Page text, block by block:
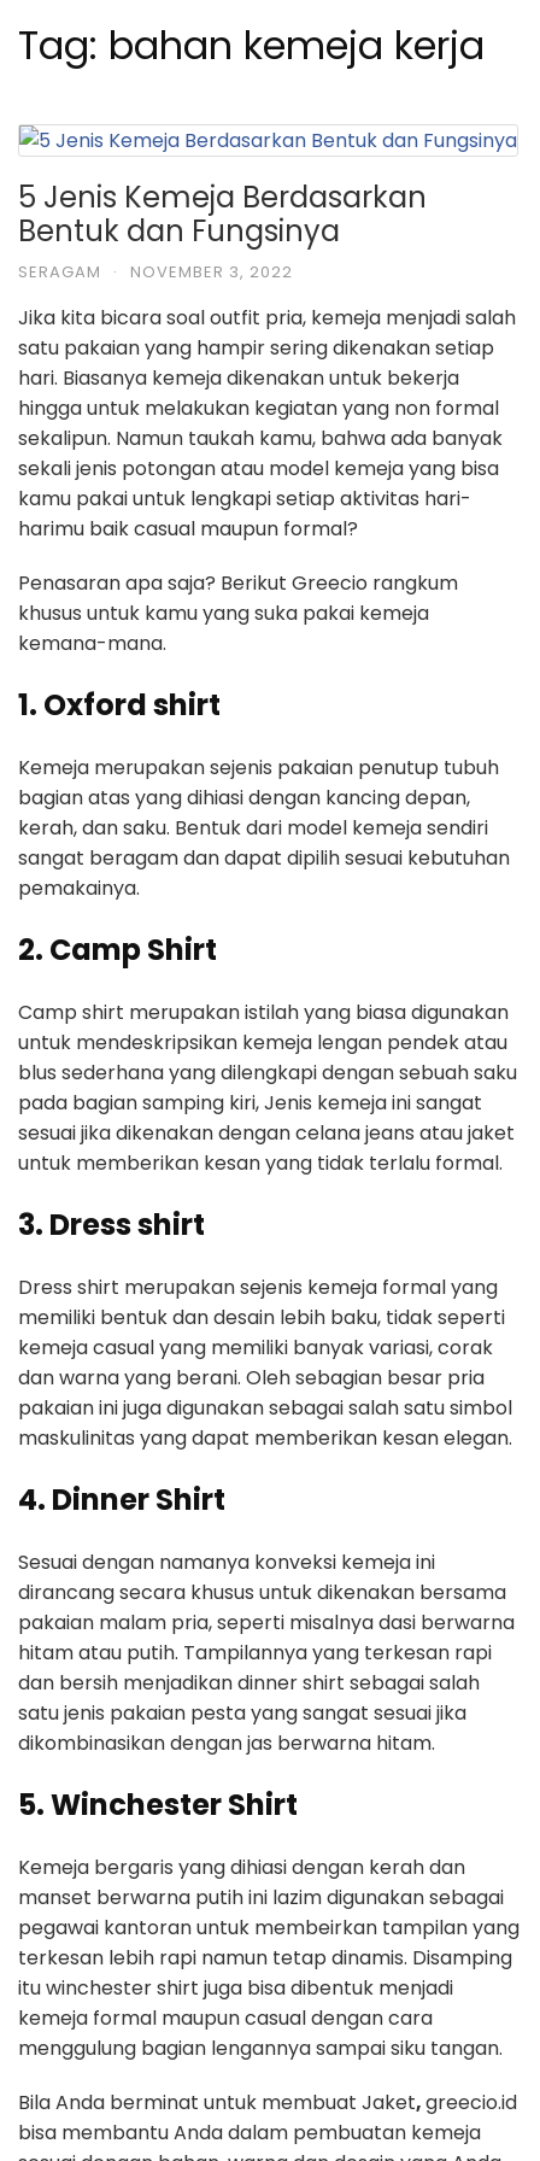
Tag: bahan kemeja kerja
5 Jenis Kemeja Berdasarkan
Bentuk dan Fungsinya
SERAGAM · NOVEMBER 3, 2022
Jika kita bicara soal outfit pria, kemeja menjadi salah
satu pakaian yang hampir sering dikenakan setiap
hari. Biasanya kemeja dikenakan untuk bekerja
hingga untuk melakukan kegiatan yang non formal
sekalipun. Namun taukah kamu, bahwa ada banyak
sekali jenis potongan atau model kemeja yang bisa
kamu pakai untuk lengkapi setiap aktivitas hari-
harimu baik casual maupun formal?
Penasaran apa saja? Berikut Greecio rangkum
khusus untuk kamu yang suka pakai kemeja
kemana-mana.
1. Oxford shirt
Kemeja merupakan sejenis pakaian penutup tubuh
bagian atas yang dihiasi dengan kancing depan,
kerah, dan saku. Bentuk dari model kemeja sendiri
sangat beragam dan dapat dipilih sesuai kebutuhan
pemakainya.
2. Camp Shirt
Camp shirt merupakan istilah yang biasa digunakan
untuk mendeskripsikan kemeja lengan pendek atau
blus sederhana yang dilengkapi dengan sebuah saku
pada bagian samping kiri, Jenis kemeja ini sangat
sesuai jika dikenakan dengan celana jeans atau jaket
untuk memberikan kesan yang tidak terlalu formal.
3. Dress shirt
Dress shirt merupakan sejenis kemeja formal yang
memiliki bentuk dan desain lebih baku, tidak seperti
kemeja casual yang memiliki banyak variasi, corak
dan warna yang berani. Oleh sebagian besar pria
pakaian ini juga digunakan sebagai salah satu simbol
maskulinitas yang dapat memberikan kesan elegan.
4. Dinner Shirt
Sesuai dengan namanya konveksi kemeja ini
dirancang secara khusus untuk dikenakan bersama
pakaian malam pria, seperti misalnya dasi berwarna
hitam atau putih. Tampilannya yang terkesan rapi
dan bersih menjadikan dinner shirt sebagai salah
satu jenis pakaian pesta yang sangat sesuai jika
dikombinasikan dengan jas berwarna hitam.
5.Winchester Shirt
Kemeja bergaris yang dihiasi dengan kerah dan
manset berwarna putih ini lazim digunakan sebagai
pegawai kantoran untuk membeirkan tampilan yang
terkesan lebih rapi namun tetap dinamis. Disamping
itu winchester shirt juga bisa dibentuk menjadi
kemeja formal maupun casual dengan cara
menggulung bagian lengannya sampai siku tangan.
Bila Anda berminat untuk membuat Jaket,greecio.id
bisa membantu Anda dalam pembuatan kemeja